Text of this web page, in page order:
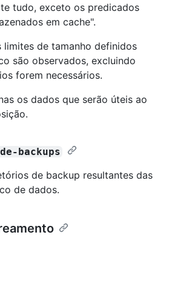
tudo, exceto os predicados
em cache".
limites de tamanho definidos
são observados, excluindo
forem necessários.
os dados que serão úteis ao
backups
de backup resultantes das
de dados.